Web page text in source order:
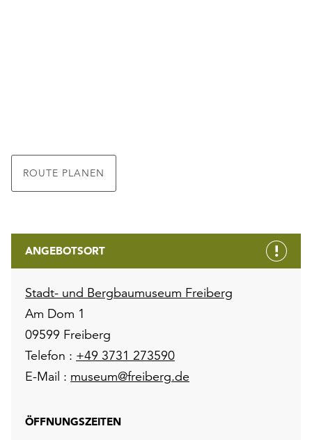
ROUTE PLANEN
ANGEBOTSORT
Stadt- und Bergbaumuseum Freiberg
Am Dom 1
09599 Freiberg
Telefon : +49 3731 273590
E-Mail : museum@freiberg.de
ÖFFNUNGSZEITEN